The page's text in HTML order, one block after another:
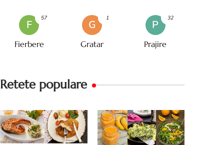
F
Fierbere
57
G
Gratar
1
P
Prajire
32
Retete populare